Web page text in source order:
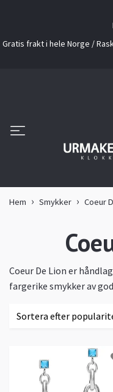
Gratis frakt i hele Norge /
Hem Smykker Coeur
Coeur De Lion er
fargerike smykker av